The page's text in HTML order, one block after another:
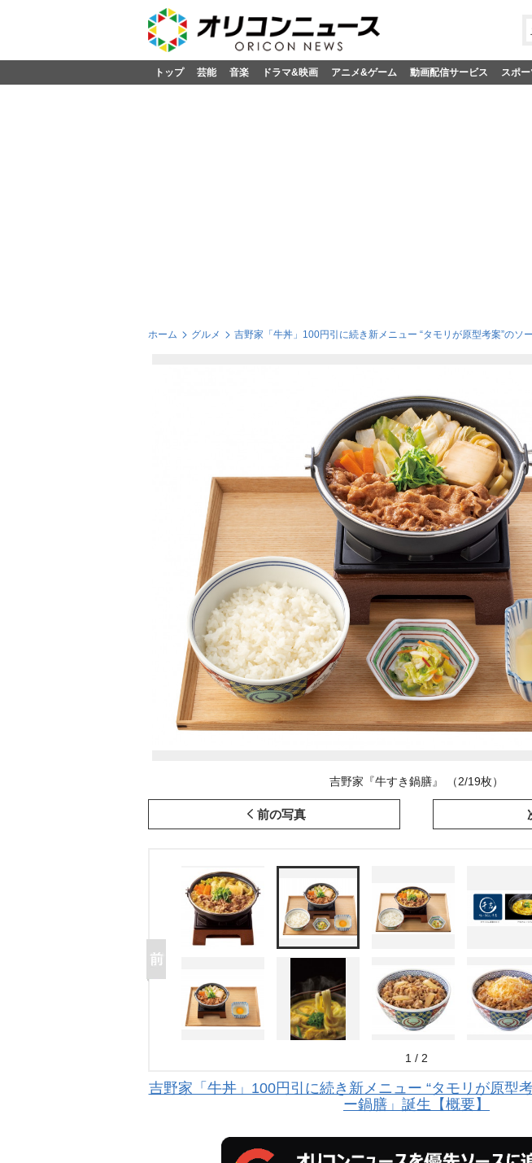
トップ 芸能 音楽 ドラマ&映画 アニメ&ゲーム 動画配信サービス スポー
ホーム グルメ 吉野家「牛丼」100円引に続き新メニュー “タモリが原型考案”のソ
吉野家『牛すき鍋膳』 （2/19枚）
前の写真
1 / 2
吉野家「牛丼」100円引に続き新メニュー “タモリが原型
ー鍋膳」誕生【概要】